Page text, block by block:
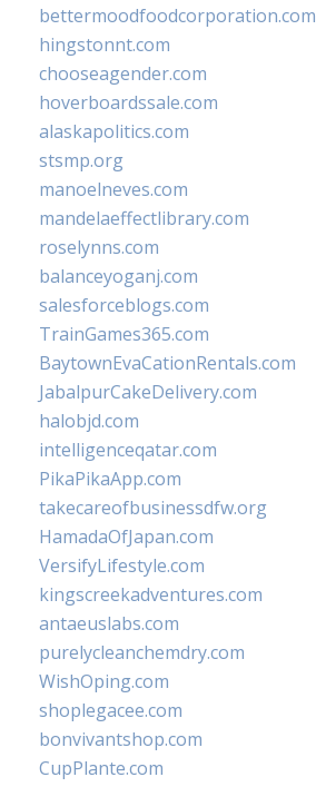
bettermoodfoodcorporation.com
hingstonnt.com
chooseagender.com
hoverboardssale.com
alaskapolitics.com
stsmp.org
manoelneves.com
mandelaeffectlibrary.com
roselynns.com
balanceyoganj.com
salesforceblogs.com
TrainGames365.com
BaytownEvaCationRentals.com
JabalpurCakeDelivery.com
halobjd.com
intelligenceqatar.com
PikaPikaApp.com
takecareofbusinessdfw.org
HamadaOfJapan.com
VersifyLifestyle.com
kingscreekadventures.com
antaeuslabs.com
purelycleanchemdry.com
WishOping.com
shoplegacee.com
bonvivantshop.com
CupPlante.com